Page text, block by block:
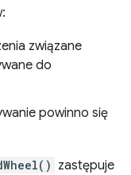
związane
do
powinno się
zastępuje